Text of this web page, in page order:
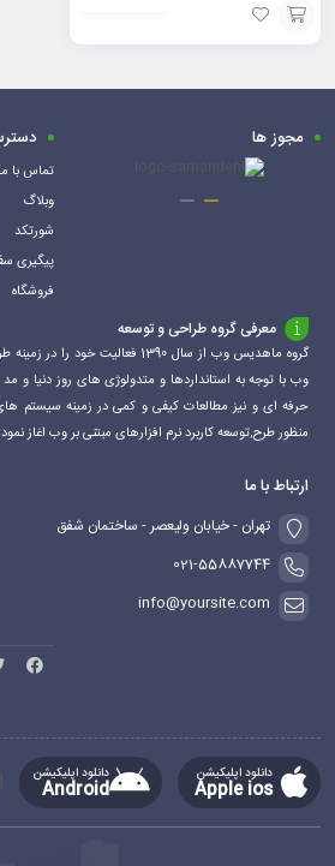
افزودن
به
مجوز ها
تماس با ما
وبلاگ
شورتکد
پیگیری
فروشگاه
معرفی گروه طراحی و توسعه
گروه ماهدیس وب از سال 1390
وب با توجه به استانداردها و متدولوژی های روز دنیا و
حرفه ای و نیز مطالعات کیفی و کمی در زمینه سیستم
منظور طرح,توسعه کاربرد نرم افزارهای مبتنی بر وب اغاز نمود.
ارتباط با ما
تهران - خیابان ولیعصر - ساختمان شفق
021-55887744
info@yoursite.com
دانلود اپلیکیشن
Apple ios
دانلود اپلیکیشن
Android